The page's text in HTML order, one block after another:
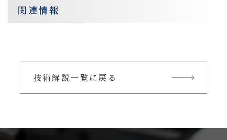
関連情報
技術解説一覧に戻る